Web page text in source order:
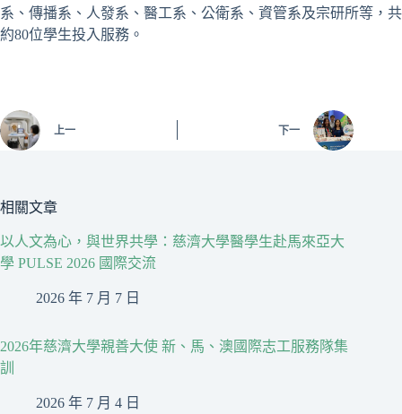
系、傳播系、人發系、醫工系、公衛系、資管系及宗研所等，共
約80位學生投入服務。
上一 下一
相關文章
以人文為心，與世界共學：慈濟大學醫學生赴馬來亞大
學 PULSE 2026 國際交流
2026 年 7 月 7 日
2026年慈濟大學親善大使 新、馬、澳國際志工服務隊集
訓
2026 年 7 月 4 日